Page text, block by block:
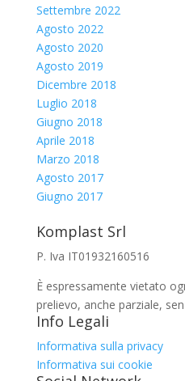
Settembre 2022
Agosto 2022
Agosto 2020
Agosto 2019
Dicembre 2018
Luglio 2018
Giugno 2018
Aprile 2018
Marzo 2018
Agosto 2017
Giugno 2017
Komplast Srl
P. Iva IT01932160516
È espressamente vietato
prelievo, anche parziale,
Info Legali
Informativa sulla privacy
Informativa sui cookie